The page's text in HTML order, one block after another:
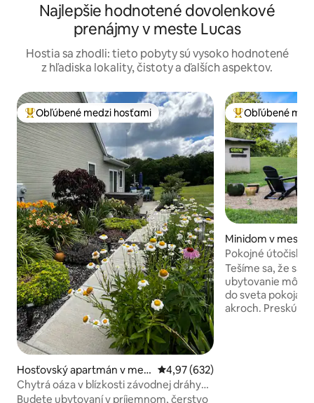
Najlepšie hodnotené dovolenkové
prenájmy v meste Lucas
Hostia sa zhodli: tieto pobyty sú vysoko hodnotené
z hľadiska lokality, čistoty a ďalších aspektov.
Najobľúbenejšie medzi hosťami
Obľúbené medzi hosťami
Hosťovský apartmán v mes
te Bellville
Priemerné ohodnotenie 4,97 z
4,97 (632)
Chytrá oáza v blízkosti závodnej dráhy
Mid-Ohio a snehových tratí
Budete ubytovaní v príjemnom, čerstvo
Najobľúbenejšie
Obľúbené
Minidom v meste
Pokojné
chodníky, vhodné
Tešíme sa, že sa
ubytovanie
do sveta pokoja
akroch.